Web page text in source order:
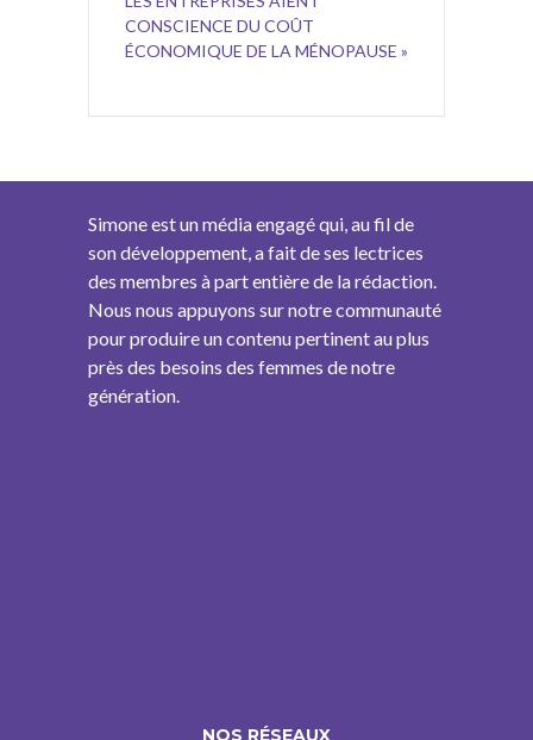
CONSCIENCE DU COÛT
ÉCONOMIQUE DE LA MÉNOPAUSE »
Simone est un média engagé qui, au fil de
son développement, a fait de ses lectrices
des membres à part entière de la rédaction.
Nous nous appuyons sur notre communauté
pour produire un contenu pertinent au plus
près des besoins des femmes de notre
génération.
NOS RÉSEAUX